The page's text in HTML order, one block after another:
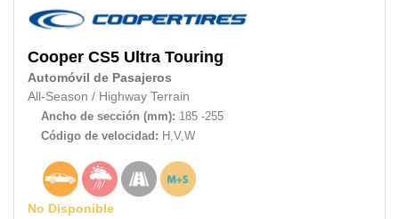
Cooper CS5 Ultra Touring
Automóvil de Pasajeros
All-Season / Highway Terrain
Ancho de sección (mm): 185 -255
Código de velocidad: H,V,W
No Disponible